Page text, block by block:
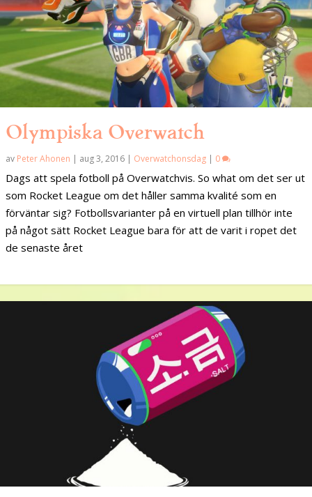
Olympiska Overwatch
av Peter Ahonen | aug 3, 2016 | Overwatchonsdag | 0
Dags att spela fotboll på Overwatchvis. So what om det ser ut
som Rocket League om det håller samma kvalité som en
förväntar sig? Fotbollsvarianter på en virtuell plan tillhör inte
på något sätt Rocket League bara för att de varit i ropet det
de senaste året